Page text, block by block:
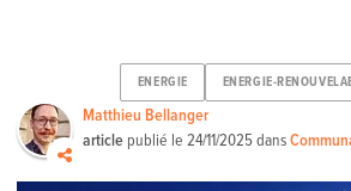
ENERGIE ENERGIE-
Matthieu Bellanger
article publié le24/11/2025dans